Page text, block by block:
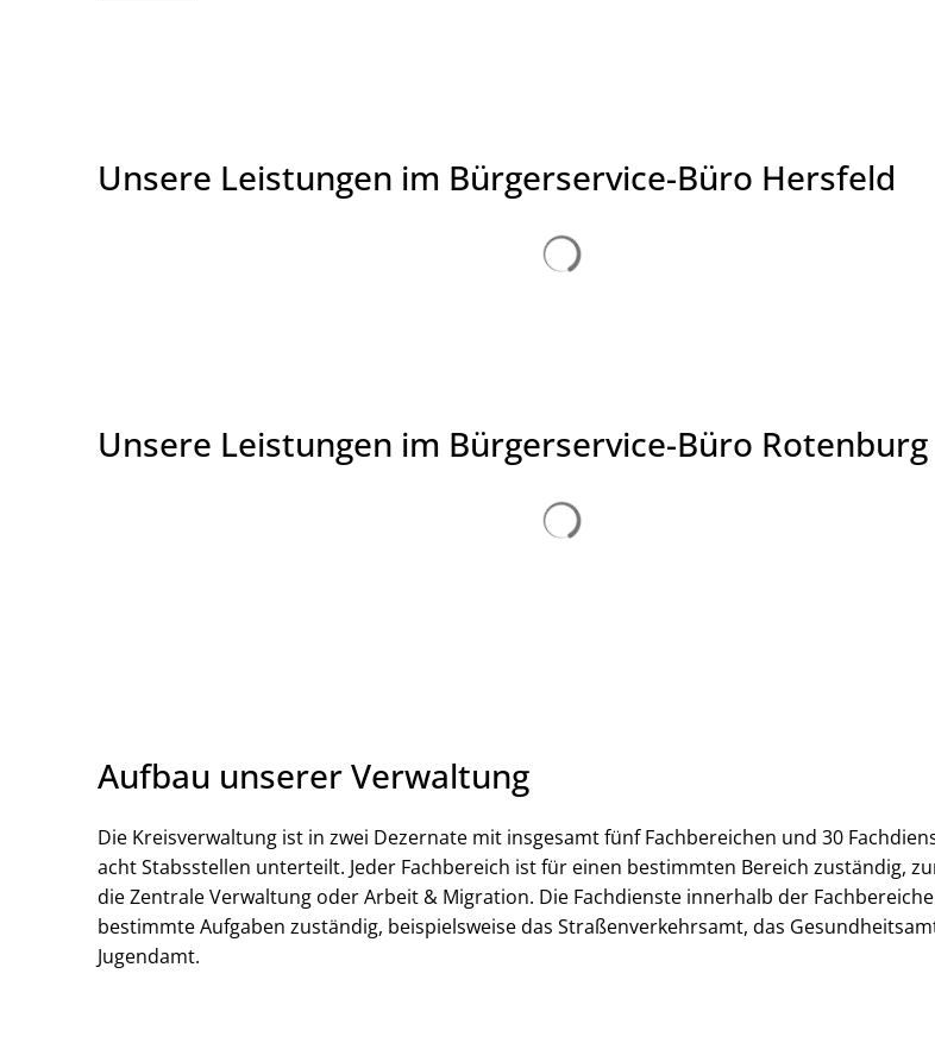
Unsere Leistungen im Bürgerservice-Büro Hersfeld
Unsere Leistungen im Bürgerservice-Büro Rotenburg
Aufbau unserer Verwaltung
Die Kreisverwaltung ist in zwei Dezernate mit insgesamt fünf Fachbereichen und 30
acht Stabsstellen unterteilt. Jeder Fachbereich ist für einen bestimmten Bereich zuständig,
die Zentrale Verwaltung oder Arbeit & Migration. Die Fachdienste innerhalb der
bestimmte Aufgaben zuständig, beispielsweise das Straßenverkehrsamt, das
Jugendamt.